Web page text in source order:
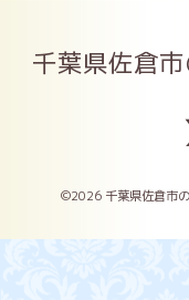
千葉県佐倉
©2026 千葉県佐倉市